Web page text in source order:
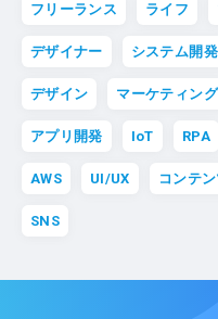
フリーランス ライフ
デザイナー システム開発
デザイン マーケティング
アプリ開発 IoT RPA
AWS UI/UX コンテ
SNS